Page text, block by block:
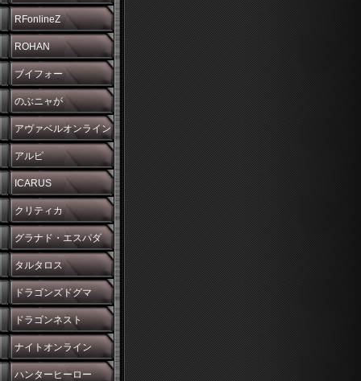
RFonlineZ
ROHAN
ブイフォー
のぶニャが
アヴァベルオンライン
アルピ
ICARUS
クリティカ
グラナド・エスパダ
タルタロス
ドラゴンズドグマ
ドラゴンネスト
ナイトオンライン
ハンターヒーロー